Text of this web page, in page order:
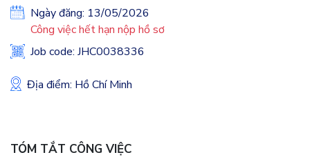
Ngày đăng: 13/05/2026
Công việc hết hạn nộp hồ sơ
Job code: JHC0038336
Địa điểm: Hồ Chí Minh
TÓM TẮT CÔNG VIỆC